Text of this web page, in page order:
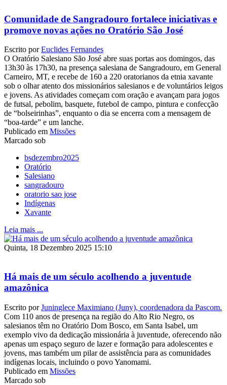
Comunidade de Sangradouro fortalece iniciativas e
promove novas ações no Oratório São José
Escrito porEuclides Fernandes
O Oratório Salesiano São José abre suas portas aos domingos, das
13h30 às 17h30, na presença salesiana de Sangradouro, em General
Carneiro, MT, e recebe de 160 a 220 oratorianos da etnia xavante
sob o olhar atento dos missionários salesianos e de voluntários leigos
e jovens. As atividades começam com oração e avançam para jogos
de futsal, pebolim, basquete, futebol de campo, pintura e confecção
de “bolseirinhas”, enquanto o dia se encerra com a mensagem de
“boa-tarde” e um lanche.
Publicado em Missões
Marcado sob
bsdezembro2025
Oratório
Salesiano
sangradouro
oratorio sao jose
Indígenas
Xavante
Leia mais ...
Quinta, 18 Dezembro 2025 15:10
Há mais de um século acolhendo a juventude
amazônica
Escrito porJuninglece Maximiano (Juny), coordenadora da Pascom.
Com 110 anos de presença na região do Alto Rio Negro, os
salesianos têm no Oratório Dom Bosco, em Santa Isabel, um
exemplo vivo da dedicação missionária à juventude, oferecendo não
apenas um espaço seguro de lazer e formação para adolescentes e
jovens, mas também um pilar de assistência para as comunidades
indígenas locais, incluindo o povo Yanomami.
Publicado em Missões
Marcado sob